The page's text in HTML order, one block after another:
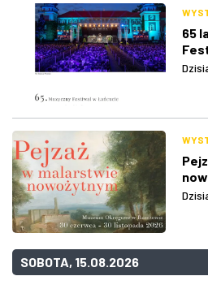
65
SOBOTA, 15.08.2026